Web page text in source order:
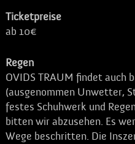
Ticketpreise
ab 10€
Regen
OVIDS TRAUM findet auch
(ausgenommen Unwetter,
festes Schuhwerk und
bitten wir abzusehen. Es
Wege beschritten. Die